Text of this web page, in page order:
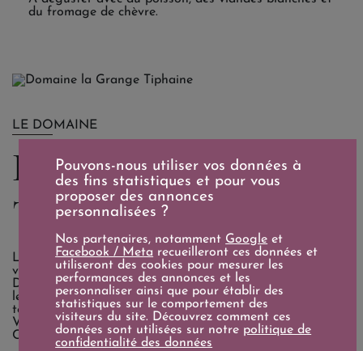
du fromage de chèvre.
LE DOMAINE
Domaine la Grange
Tiphaine
Le Domaine de la Grange Tiphaine, situé à Amboise en
vallée de la Loire, est conduit par Coralie et Damien
Delecheneau. Sur 15 hectares certifiés bio et biodynamie,
le couple élabore des vins précis et vivants, révélant le
terroir de Montlouis-sur-Loire, Touraine et Amboise.
Vinifications naturelles, élevages soignés et passion du
Chenin caractérisent ce domaine d’excellence.
Pouvons-nous utiliser vos données à
des fins statistiques et pour vous
proposer des annonces
personnalisées ?
Nos partenaires, notamment Google et
Facebook / Meta recueilleront ces données et
utiliseront des cookies pour mesurer les
performances des annonces et les
personnaliser ainsi que pour établir des
statistiques sur le comportement des
visiteurs du site. Découvrez comment ces
données sont utilisées sur notre politique de
confidentialité des données